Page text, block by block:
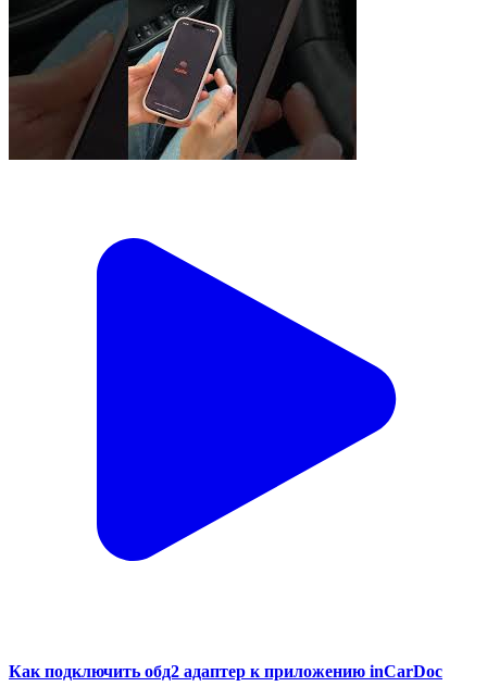
Как подключить обд2 адаптер к приложению inCarDoc